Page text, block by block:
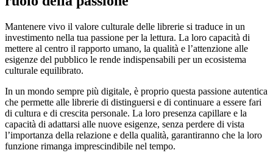
Mantenere vivo il valore culturale delle librerie si traduce in un
investimento nella tua passione per la lettura. La loro capacità di
mettere al centro il rapporto umano, la qualità e l’attenzione alle
esigenze del pubblico le rende indispensabili per un ecosistema
culturale equilibrato.
In un mondo sempre più digitale, è proprio questa passione autentica
che permette alle librerie di distinguersi e di continuare a essere fari
di cultura e di crescita personale. La loro presenza capillare e la
capacità di adattarsi alle nuove esigenze, senza perdere di vista
l’importanza della relazione e della qualità, garantiranno che la loro
funzione rimanga imprescindibile nel tempo.